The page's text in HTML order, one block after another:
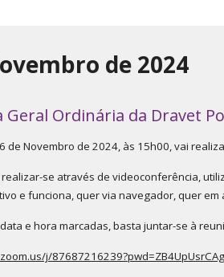
de 2024
Geral Ordinária da Dravet
de Novembro de 2024, às 15h00, vai
se através de videoconferência,
e funciona, quer via navegador, quer em
e hora marcadas, basta juntar-se à
j/